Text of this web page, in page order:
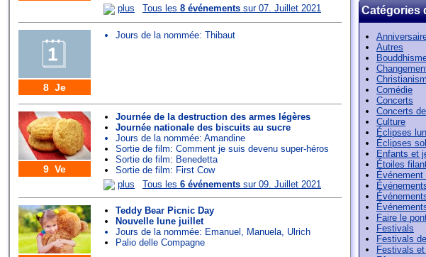
plus
Tous les 8 événements sur 07. Juillet 2021
8 Je
Jours de la nommée: Thibaut
9 Ve
Journée de la destruction des armes légères
Journée nationale des biscuits au sucre
Jours de la nommée: Amandine
Sortie de film: Comment je suis devenu super-héros
Sortie de film: Benedetta
Sortie de film: First Cow
plus
Tous les 6 événements sur 09. Juillet 2021
Teddy Bear Picnic Day
Nouvelle lune juillet
Jours de la nommée: Emanuel , Manuela, Ulrich
Palio delle Compagne
Catégories
Autres
Comédie
Concerts
Concerts
Culture
Éclipses
Éclipses
Enfants et
Étoiles
Faire le
Festivals
Festivals
Festivals